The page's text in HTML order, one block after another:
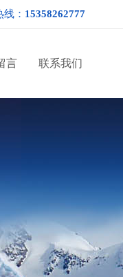
： 15358262777
言 联系我们